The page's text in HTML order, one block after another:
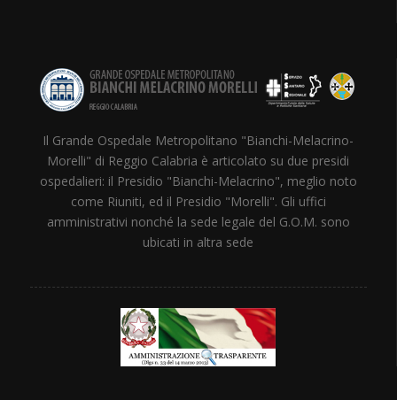
Il Grande Ospedale Metropolitano "Bianchi-Melacrino-
Morelli" di Reggio Calabria è articolato su due presidi
ospedalieri: il Presidio "Bianchi-Melacrino", meglio noto
come Riuniti, ed il Presidio "Morelli". Gli uffici
amministrativi nonché la sede legale del G.O.M. sono
ubicati in altra sede